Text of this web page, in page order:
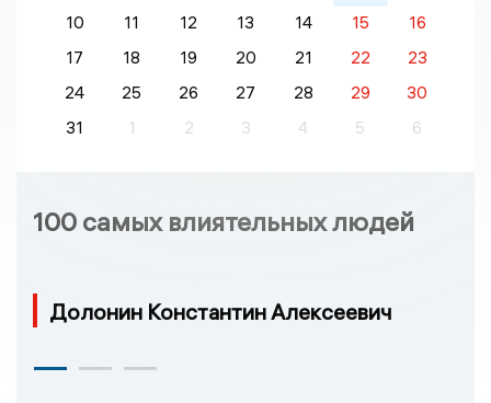
10
11 12 13 14 15
16
17
18 19 20 21 22
23
24
25 26 27 28 29
30
31
1 2 3 4 5 6
100 самых влиятельных людей
Долонин Константин Алексеевич